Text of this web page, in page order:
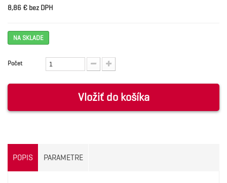
8,86 € bez DPH
NA SKLADE
Počet
Vložiť do košíka
POPIS PARAMETRE